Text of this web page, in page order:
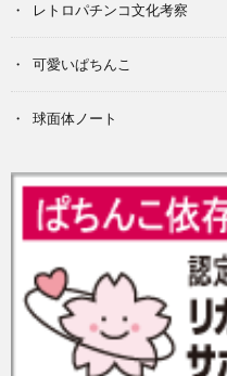
レトロパチンコ文化考察
可愛いぱちんこ
球面体ノート